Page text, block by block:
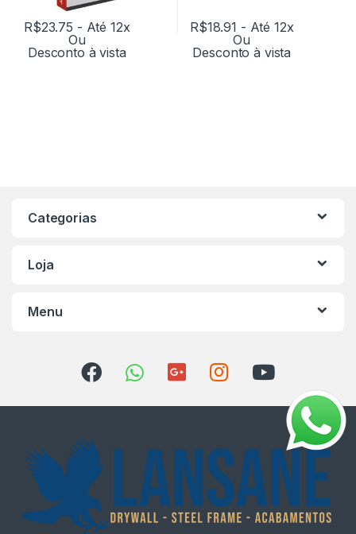
R$23.75 - Até 12x
Ou
Desconto à vista
R$18.91 - Até 12x
Ou
Desconto à vista
Categorias
Loja
Menu